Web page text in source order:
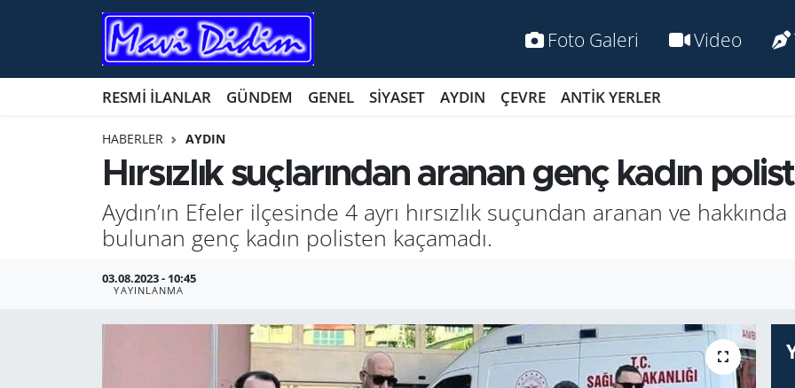
Foto Galeri Video
RESMİ İLANLAR GÜNDEM GENEL SİYASET AYDIN ÇEVRE ANTİK YERLER
HABERLER AYDIN
Hırsızlık suçlarından aranan genç kadın
Aydın’ın Efeler ilçesinde 4 ayrı hırsızlık suçundan aranan ve
bulunan genç kadın polisten kaçamadı.
03.08.2023 - 10:45
YAYINLANMA
ANTİK YERLER
BİLİM VE TEKNOLOJİ
Nöbetçi Eczaneler
Namaz Vakitleri
Trafik Durumu
Süper Lig Puan Durumu ve Fikstür
Tüm Manşetler